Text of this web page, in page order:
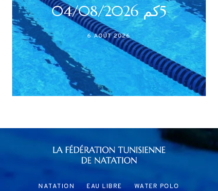
5كم 04/08/2026
6 AOÛT 2026
NATATION EAU LIBRE WATER POLO